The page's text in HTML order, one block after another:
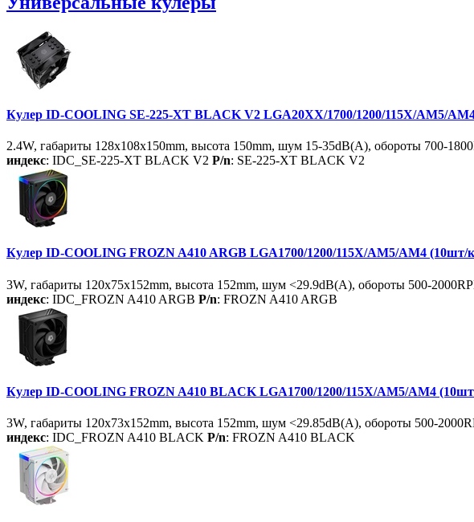
Кулер ID-COOLING SE-225-XT BLACK V2 LGA20XX/1700/1200/115X/AM5/
2.4W, габариты 128x108x150mm, высота 150mm, шум 15-35dB(A), обороты 700-
индекс: IDC_SE-225-XT BLACK V2 P/n: SE-225-XT BLACK V2
Кулер ID-COOLING FROZN A410 ARGB LGA1700/1200/115X/AM5/AM4
3W, габариты 120x75x152mm, высота 152mm, шум <29.9dB(A), обороты 500-
индекс: IDC_FROZN A410 ARGB P/n: FROZN A410 ARGB
Кулер ID-COOLING FROZN A410 BLACK LGA1700/1200/115X/AM5/AM4
3W, габариты 120x73x152mm, высота 152mm, шум <29.85dB(A), обороты 500-
индекс: IDC_FROZN A410 BLACK P/n: FROZN A410 BLACK